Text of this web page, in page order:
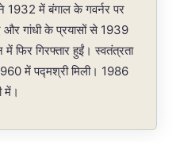
1932 में बंगाल के गवर्नर पर
और गांधी के प्रयासों से 1939
फिर गिरफ्तार हुईं। स्वतंत्रता
में पद्मश्री मिली। 1986
में।